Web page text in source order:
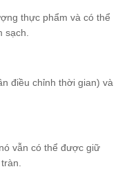
thực phẩm và có thể
sạch.
điều chỉnh thời gian) và
vẫn có thể được giữ